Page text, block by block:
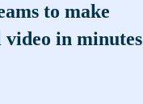
to make
video in minutes